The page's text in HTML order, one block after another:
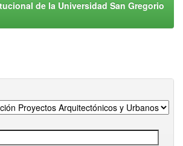
de la Universidad San Gregorio